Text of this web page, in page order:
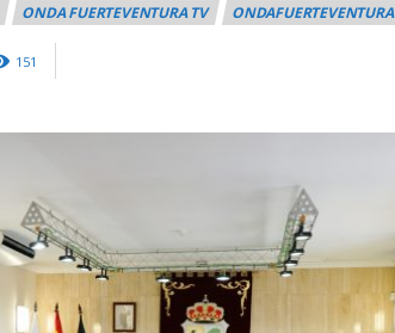
ONDA FUERTEVENTURA TV ONDAFUERTEVENTURA
151